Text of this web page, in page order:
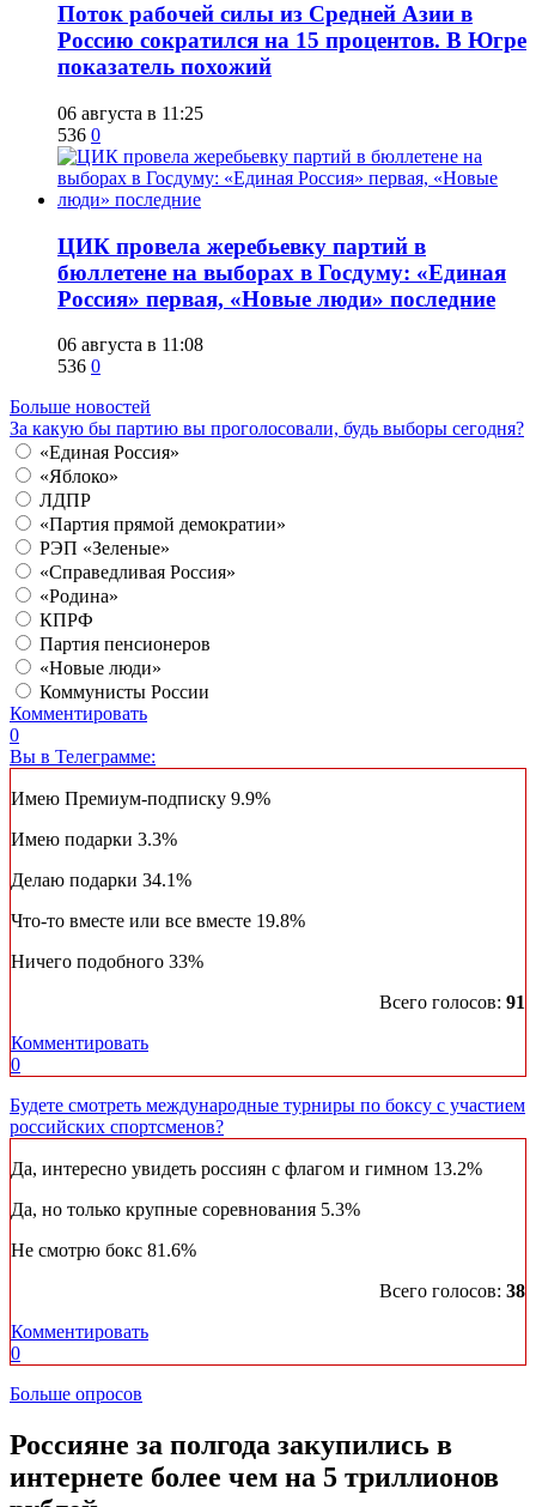
Поток рабочей силы из Средней Азии в
Россию сократился на 15 процентов. В Югре
показатель похожий
06 августа в 11:25
536 0
ЦИК провела жеребьевку партий в
бюллетене на выборах в Госдуму: «Единая
Россия» первая, «Новые люди» последние
06 августа в 11:08
536 0
Больше новостей
За какую бы партию вы проголосовали, будь выборы сегодня?
«Единая Россия»
«Яблоко»
ЛДПР
«Партия прямой демократии»
РЭП «Зеленые»
«Справедливая Россия»
«Родина»
КПРФ
Партия пенсионеров
«Новые люди»
Коммунисты России
Комментировать
0
Вы в Телеграмме:
Имею Премиум-подписку 9.9%
Имею подарки 3.3%
Делаю подарки 34.1%
Что-то вместе или все вместе 19.8%
Ничего подобного 33%
Всего голосов: 91
Комментировать
0
Будете смотреть международные турниры по боксу с участием
российских спортсменов?
Да, интересно увидеть россиян с флагом и гимном 13.2%
Да, но только крупные соревнования 5.3%
Не смотрю бокс 81.6%
Всего голосов: 38
Комментировать
0
Больше опросов
Россияне за полгода закупились в
интернете более чем на 5 триллионов